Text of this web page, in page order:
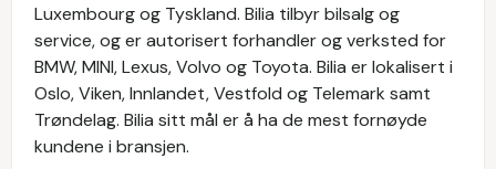
Luxembourg og Tyskland. Bilia tilbyr bilsalg og
service, og er autorisert forhandler og verksted for
BMW, MINI, Lexus, Volvo og Toyota. Bilia er lokalisert i
Oslo, Viken, Innlandet, Vestfold og Telemark samt
Trøndelag. Bilia sitt mål er å ha de mest fornøyde
kundene i bransjen.